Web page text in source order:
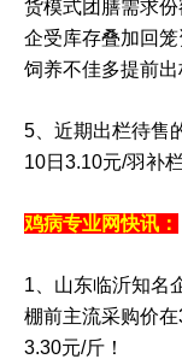
货模式团膳需求
企受库存叠加回
饲养不佳多提前
5、近期出栏待售
10日3.10元/羽补
鸡病专业网快讯：
1、山东临沂知名
棚前主流采购价
3.30元/斤！